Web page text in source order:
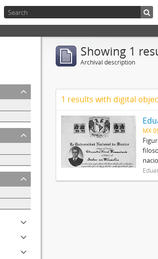
1
1
Showing 1
Archival description
1 results with digital
MX